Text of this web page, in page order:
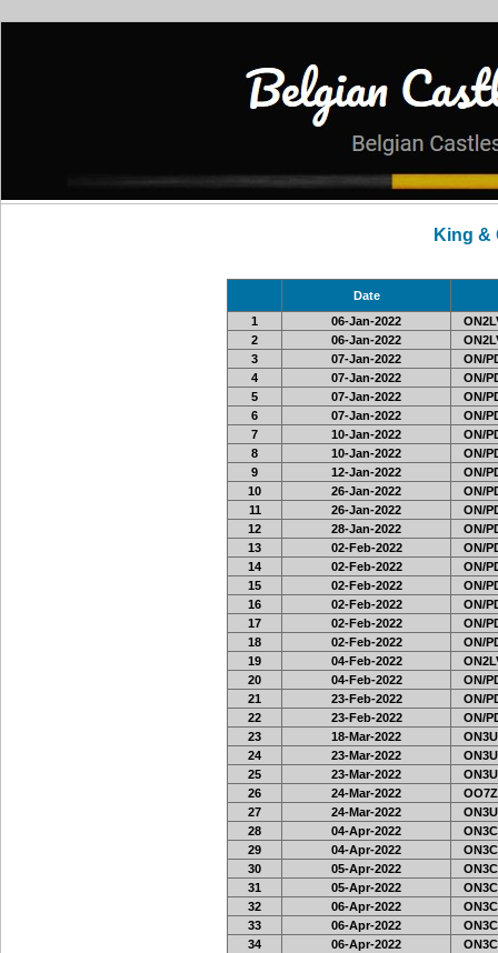
King &
Date
1
06-Jan-2022
2
06-Jan-2022
3
07-Jan-2022
ON/
4
07-Jan-2022
ON/
5
07-Jan-2022
ON/
6
07-Jan-2022
ON/
7
10-Jan-2022
ON/
8
10-Jan-2022
ON/
9
12-Jan-2022
ON/
10
26-Jan-2022
ON/
11
26-Jan-2022
ON/
12
28-Jan-2022
ON/
13
02-Feb-2022
ON/
14
02-Feb-2022
ON/
15
02-Feb-2022
ON/
16
02-Feb-2022
ON/
17
02-Feb-2022
ON/
18
02-Feb-2022
ON/
19
04-Feb-2022
20
04-Feb-2022
ON/
21
23-Feb-2022
ON/
22
23-Feb-2022
ON/
23
18-Mar-2022
24
23-Mar-2022
25
23-Mar-2022
26
24-Mar-2022
27
24-Mar-2022
28
04-Apr-2022
29
04-Apr-2022
30
05-Apr-2022
31
05-Apr-2022
32
06-Apr-2022
33
06-Apr-2022
34
06-Apr-2022